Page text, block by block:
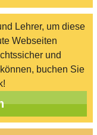
Lehrer, um diese
Webseiten
und
buchen Sie